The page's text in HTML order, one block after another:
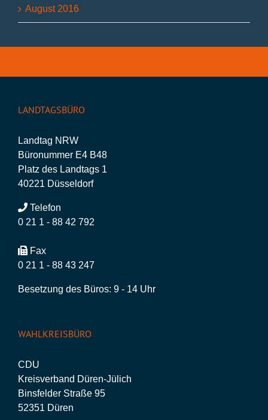
August 2016
LANDTAGSBÜRO
Landtag NRW
Büronummer E4 B48
Platz des Landtags 1
40221 Düsseldorf
Telefon
0 21 1 - 88 42 792
Fax
0 21 1 - 88 43 247
Besetzung des Büros: 9 - 14 Uhr
WAHLKREISBÜRO
CDU
Kreisverband Düren-Jülich
Binsfelder Straße 95
52351 Düren